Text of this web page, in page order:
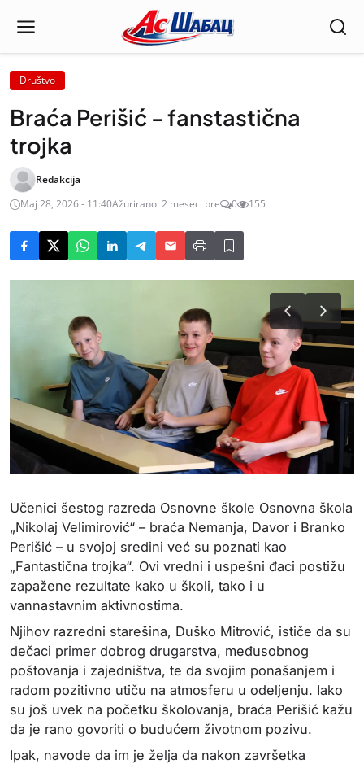
Društvo
Braća Perišić - fanstastična
trojka
Redakcija
Maj 28, 2026 - 11:40Ažurirano: 2 meseci pre 0 155
Učenici šestog razreda Osnovne škole Osnovna škola
„Nikolaj Velimirović“ – braća Nemanja, Davor i Branko
Perišić – u svojoj sredini već su poznati kao
„Fantastična trojka“. Ovi vredni i uspešni đaci postižu
zapažene rezultate kako u školi, tako i u
vannastavnim aktivnostima.
Njihov razredni starešina, Duško Mitrović, ističe da su
dečaci primer dobrog drugarstva, međusobnog
poštovanja i zajedništva, te da svojim ponašanjem i
radom pozitivno utiču na atmosferu u odeljenju. Iako
su još uvek na početku školovanja, braća Perišić kažu
da je rano govoriti o budućem životnom pozivu.
Ipak, navode da im je želja da nakon završetka